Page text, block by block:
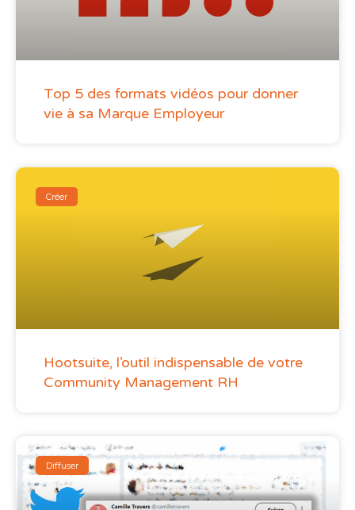
Top 5 des formats vidéos pour donner
vie à sa Marque Employeur
Créer
Hootsuite, l’outil indispensable de votre
Community Management RH
Diffuser